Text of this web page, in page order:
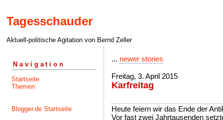
Tagesschauder
Aktuell-politische Agitation von Bernd Zeller
Navigation
Startseite
Themen
Blogger.de Startseite
... newer stories
Freitag, 3. April 2015
Karfreitag
Heute feiern wir das Ende der
Vor fast zwei Jahrtausenden